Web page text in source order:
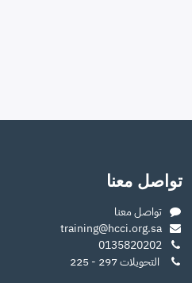
تواصل معنا
تواصل معنا
training@hcci.org.sa
​0135820202
التحويلات 297 - 225